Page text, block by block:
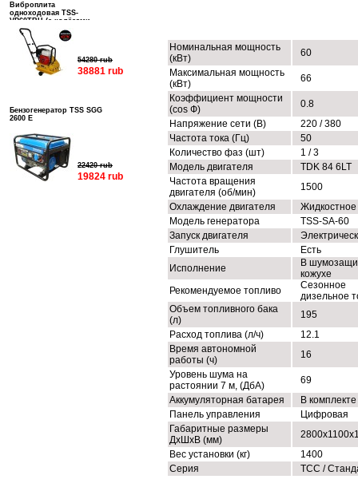
Виброплита
одноходовая TSS-
VP60TRH (с колёсами,
баком и ковриком)
54280 rub
38881 rub
Бензогенератор TSS SGG
2600 E
22420 rub
19824 rub
Номинальная мощность
(кВт)
60
Максимальная мощность
(кВт)
66
Коэффициент мощности
(cos Ф)
0.8
Напряжение сети (В)
220 / 380
Частота тока (Гц)
50
Количество фаз (шт)
1 / 3
Модель двигателя
TDK 84 6LT
Частота вращения
двигателя (об/мин)
1500
Охлаждение двигателя
Жидкостное
Модель генератора
TSS-SA-60
Запуск двигателя
Глушитель
Есть
Исполнение
В
кожухе
Рекомендуемое топливо
Сезонное
дизельное
Объем топливного бака
(л)
195
Расход топлива (л/ч)
12.1
Время автономной
работы (ч)
16
Уровень шума на
растоянии 7 м, (ДбА)
69
Аккумуляторная батарея
В комплекте
Панель управления
Цифровая
Габаритные размеры
ДхШхВ (мм)
Вес установки (кг)
1400
Серия
ТСС /